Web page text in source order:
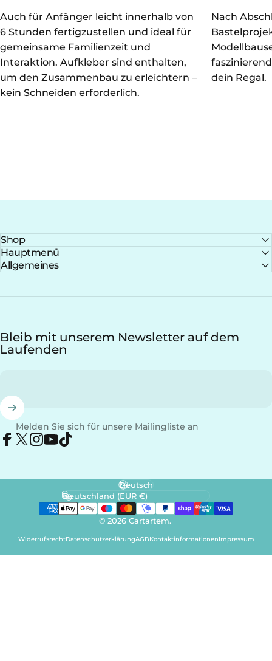
Auch für Anfänger leicht innerhalb von
6 Stunden fertigzustellen und ideal für
gemeinsame Familienzeit und
Interaktion. Aufkleber sind enthalten,
um den Zusammenbau zu erleichtern –
kein Schneiden erforderlich.
Nach
dein Regal.
Shop
Hauptmenü
Allgemeines
Bleib mit unserem Newsletter auf dem
Laufenden
Melden Sie sich für unsere Mailingliste an
© 2026 Cartartem.
WiderrufsrechtDatenschutzerklärungAGBKontaktinformationenImpressum
Sprache
Land/Region